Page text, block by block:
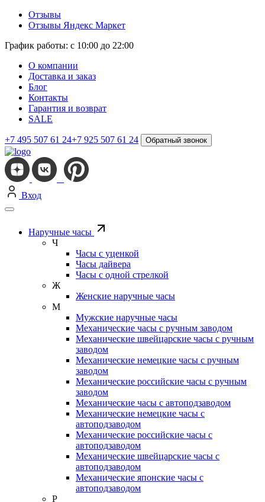
Отзывы
Отзывы Яндекс Маркет
График работы: с 10:00 до 22:00
О компании
Доставка и заказ
Блог
Контакты
Гарантия и возврат
SALE
+7 495 507 61 24+7 925 507 61 24 Обратный звонок
Вход
Наручные часы
Ч
Часы с уценкой
Часы дайвера
Часы с одной стрелкой
Ж
Женские наручные часы
М
Мужские наручные часы
Механические часы с ручным заводом
Механические швейцарские часы с ручным
заводом
Механические немецкие часы с ручным
заводом
Механические российские часы с ручным
заводом
Механические часы с автоподзаводом
Механические немецкие часы с
автоподзаводом
Механические российские часы с
автоподзаводом
Механические швейцарские часы с
автоподзаводом
Механические японские часы с
автоподзаводом
Р